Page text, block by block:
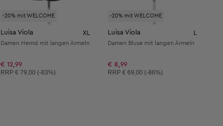
-20% mit WELCOME
Luisa Viola XL
Damen Hemd mit langen Ärmeln
€ 12,99
Unverbindliche Preisempfehlung:
RRP€ 79,00 (-83%)
-20% mit WELCOME
Luisa Viola L
Damen Bluse mit langen Ärmeln
€ 8,99
Unverbindliche Preisempfehlung:
RRP € 69,00 (-86%)